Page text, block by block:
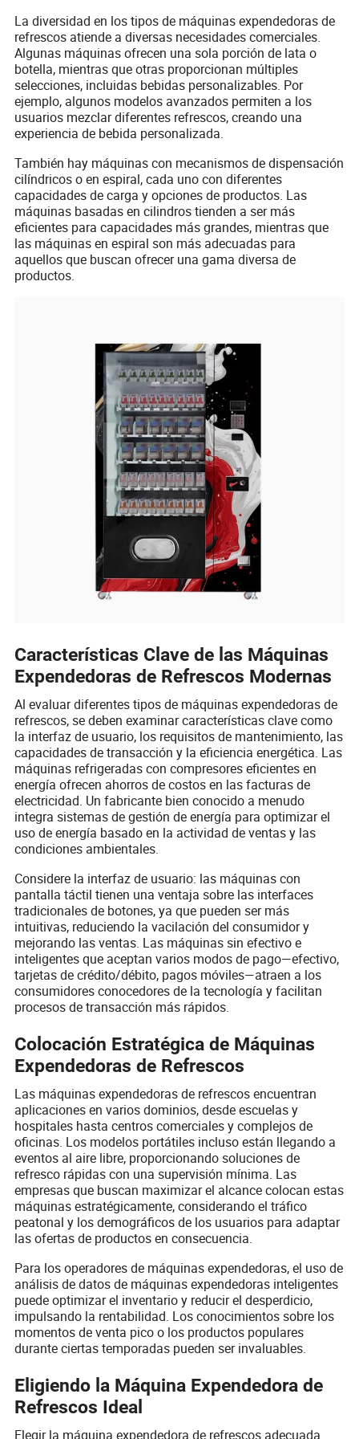
La diversidad en los tipos de máquinas expendedoras de
refrescos atiende a diversas necesidades comerciales.
Algunas máquinas ofrecen una sola porción de lata o
botella, mientras que otras proporcionan múltiples
selecciones, incluidas bebidas personalizables. Por
ejemplo, algunos modelos avanzados permiten a los
usuarios mezclar diferentes refrescos, creando una
experiencia de bebida personalizada.
También hay máquinas con mecanismos de dispensación
cilíndricos o en espiral, cada uno con diferentes
capacidades de carga y opciones de productos. Las
máquinas basadas en cilindros tienden a ser más
eficientes para capacidades más grandes, mientras que
las máquinas en espiral son más adecuadas para
aquellos que buscan ofrecer una gama diversa de
productos.
Características Clave de las Máquinas
Expendedoras de Refrescos Modernas
Al evaluar diferentes tipos de máquinas expendedoras de
refrescos, se deben examinar características clave como
la interfaz de usuario, los requisitos de mantenimiento, las
capacidades de transacción y la eficiencia energética. Las
máquinas refrigeradas con compresores eficientes en
energía ofrecen ahorros de costos en las facturas de
electricidad. Un fabricante bien conocido a menudo
integra sistemas de gestión de energía para optimizar el
uso de energía basado en la actividad de ventas y las
condiciones ambientales.
Considere la interfaz de usuario: las máquinas con
pantalla táctil tienen una ventaja sobre las interfaces
tradicionales de botones, ya que pueden ser más
intuitivas, reduciendo la vacilación del consumidor y
mejorando las ventas. Las máquinas sin efectivo e
inteligentes que aceptan varios modos de pago—efectivo,
tarjetas de crédito/débito, pagos móviles—atraen a los
consumidores conocedores de la tecnología y facilitan
procesos de transacción más rápidos.
Colocación Estratégica de Máquinas
Expendedoras de Refrescos
Las máquinas expendedoras de refrescos encuentran
aplicaciones en varios dominios, desde escuelas y
hospitales hasta centros comerciales y complejos de
oficinas. Los modelos portátiles incluso están llegando a
eventos al aire libre, proporcionando soluciones de
refresco rápidas con una supervisión mínima. Las
empresas que buscan maximizar el alcance colocan estas
máquinas estratégicamente, considerando el tráfico
peatonal y los demográficos de los usuarios para adaptar
las ofertas de productos en consecuencia.
Para los operadores de máquinas expendedoras, el uso de
análisis de datos de máquinas expendedoras inteligentes
puede optimizar el inventario y reducir el desperdicio,
impulsando la rentabilidad. Los conocimientos sobre los
momentos de venta pico o los productos populares
durante ciertas temporadas pueden ser invaluables.
Eligiendo la Máquina Expendedora de
Refrescos Ideal
Elegir la máquina expendedora de refrescos adecuada